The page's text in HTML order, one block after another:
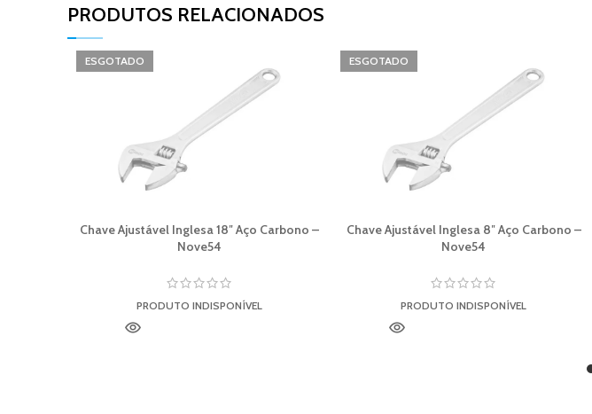
PRODUTOS RELACIONADOS​
ESGOTADO
Chave Ajustável Inglesa 18″ Aço Carbono –
Nove54
PRODUTO INDISPONÍVEL
ESGOTADO
Chave Ajustável Inglesa 8″ Aço Carbono –
Nove54
PRODUTO INDISPONÍVEL